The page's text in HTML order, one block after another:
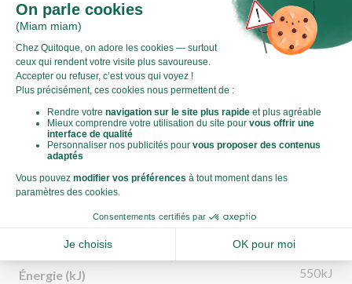
Les gestes de cuisine
Comment préparer le chou blanc ?
Valeurs nutritionnelles
Par personne Pour 100g
Énergie (kJ) 550kJ